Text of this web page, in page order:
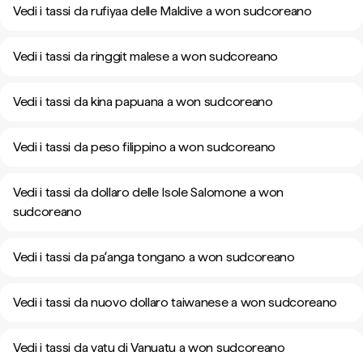
Vedi i tassi da rufiyaa delle Maldive a won sudcoreano
Vedi i tassi da ringgit malese a won sudcoreano
Vedi i tassi da kina papuana a won sudcoreano
Vedi i tassi da peso filippino a won sudcoreano
Vedi i tassi da dollaro delle Isole Salomone a won
sudcoreano
Vedi i tassi da paʻanga tongano a won sudcoreano
Vedi i tassi da nuovo dollaro taiwanese a won sudcoreano
Vedi i tassi da vatu di Vanuatu a won sudcoreano